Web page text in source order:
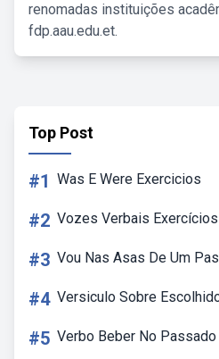
renomadas instituições
fdp.aau.edu.et.
Top Post
#1 Was E Were Exercicios
#2 Vozes Verbais
#3 Vou Nas Asas De Um
#4 Versiculo Sobre
#5 Verbo Beber No Passado